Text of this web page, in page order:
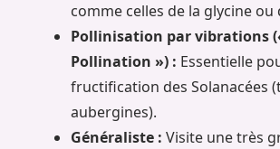
comme celles de la glycine ou
Pollinisation par vibrations
Pollination ») : Essentielle
fructification des Solanacées
aubergines).
Généraliste : Visite une très